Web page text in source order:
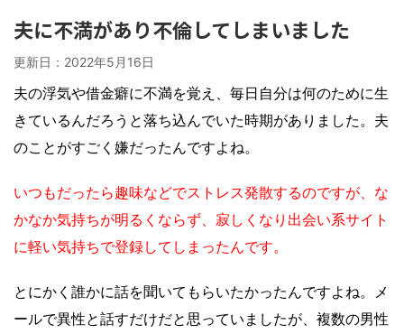
夫に不満があり不倫してしまいました
更新日： 2022年5月16日
夫の浮気や借金癖に不満を覚え、毎日自分は何のために生
きているんだろうと落ち込んでいた時期がありました。夫
のことがすごく嫌だったんですよね。
いつもだったら趣味などでストレス発散するのですが、な
かなか気持ちが明るくならず、寂しくなり出会い系サイト
に軽い気持ちで登録してしまったんです。
とにかく誰かに話を聞いてもらいたかったんですよね。メ
ールで異性と話すだけだと思っていましたが、複数の男性